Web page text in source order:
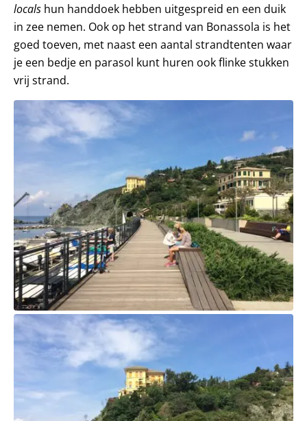
locals hun handdoek hebben uitgespreid en een duik
in zee nemen. Ook op het strand van Bonassola is het
goed toeven, met naast een aantal strandtenten waar
je een bedje en parasol kunt huren ook flinke stukken
vrij strand.